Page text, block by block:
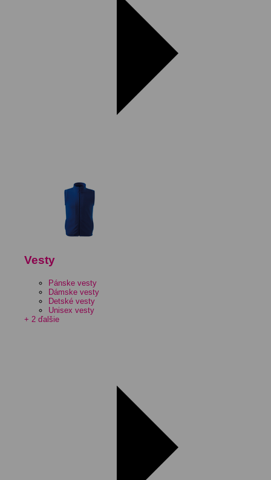
Vesty
Pánske vesty
Dámske vesty
Detské vesty
Unisex vesty
+ 2 ďalšie